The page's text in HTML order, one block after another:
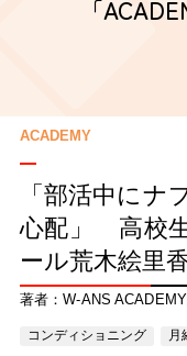
アカデミー
「
ACADEMY
「部活中に
心配」 高校
ール荒木絵里
著者：W-ANS
コンディショニング 月